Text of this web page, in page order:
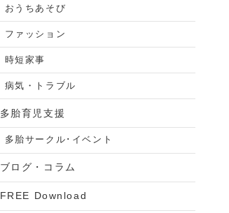
おうちあそび
ファッション
時短家事
病気・トラブル
多胎育児支援
多胎サークル･イベント
ブログ・コラム
FREE Download